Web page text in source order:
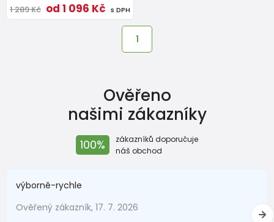
1 289 Kč od 1 096 Kč s DPH
1
Ověřeno
našimi zákazníky
100%
zákazníků doporučuje
náš obchod
výborně-rychle
Ověřený zákazník, 17. 7. 2026